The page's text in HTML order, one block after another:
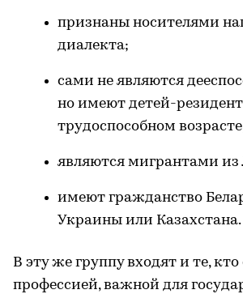
признаны носителями
диалекта;
сами не являются
но имеют детей-
трудоспособном
являются мигрантами
имеют гражданство
Украины или Казахстана.
В эту же группу входят и те, кто
профессией, важной для